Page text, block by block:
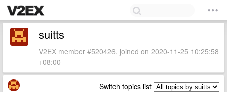
suitts
V2EX member #520426, joined on 2020-11-25 10:25:58
+08:00
Switch topics list